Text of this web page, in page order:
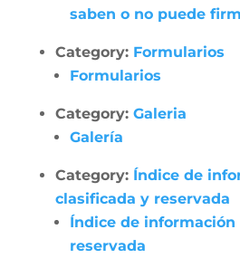
saben o no puede
Category: Formularios
Formularios
Category: Galeria
Galería
Category: Índice de
clasificada y reservada
Índice de
reservada